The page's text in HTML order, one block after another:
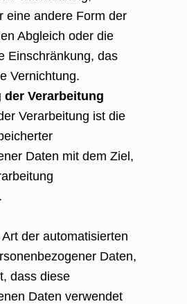
eine andere Form der
Abgleich oder die
Einschränkung, das
Vernichtung.
Verarbeitung
Verarbeitung ist die
Daten mit dem Ziel,
der automatisierten
Daten,
dass diese
Daten verwendet